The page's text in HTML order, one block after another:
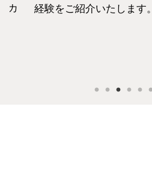
カ
経験をご紹介いたします。